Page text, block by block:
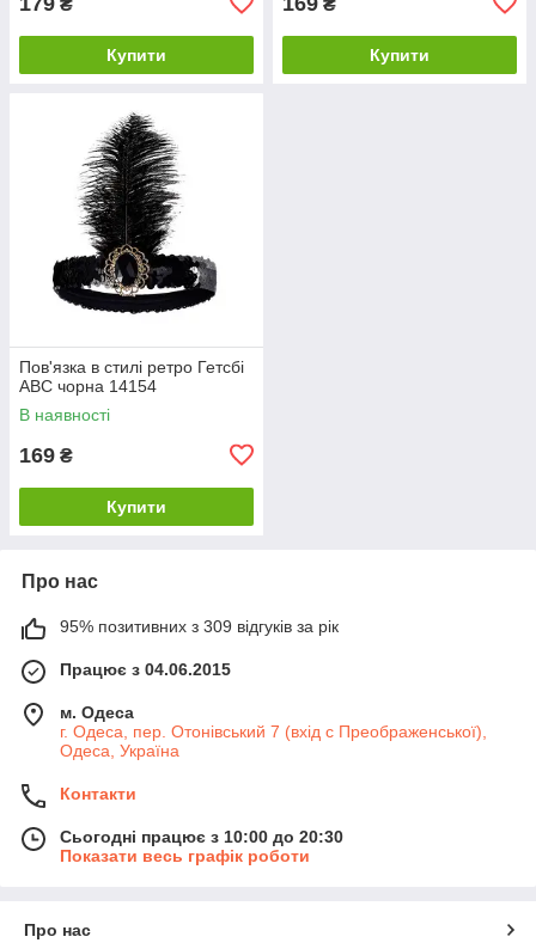
Купити Купити
Пов'язка в стилі ретро Гетсбі
ABC чорна 14154
В наявності
169 ₴
Купити
Про нас
95% позитивних з 309 відгуків за рік
Працює з 04.06.2015
м. Одеса
г. Одеса, пер. Отонівський 7 (вхід с Преображенської),
Одеса, Україна
Контакти
Сьогодні працює з 10:00 до 20:30
Показати весь графік роботи
Про нас